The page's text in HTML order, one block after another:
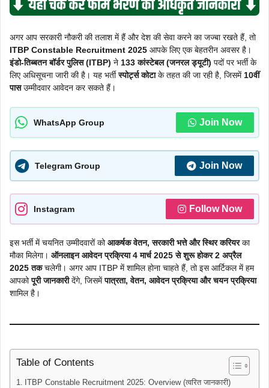
अगर आप सरकारी नौकरी की तलाश में हैं और देश की सेवा करने का जज्बा रखते हैं, तो
ITBP Constable Recruitment 2025 आपके लिए एक बेहतरीन अवसर है।
इंडो-तिब्बतन बॉर्डर पुलिस (ITBP) ने 133 कांस्टेबल (जनरल ड्यूटी) पदों पर भर्ती के
लिए अधिसूचना जारी की है। यह भर्तीस्पोर्ट्स कोटाके तहत की जा रही है, जिसमें10वीं
पासउम्मीदवार आवेदन कर सकते हैं।
WhatsApp Group Join Now
Telegram Group Join Now
Instagram Follow Now
इस भर्ती में चयनित उम्मीदवारों कोआकर्षक वेतन, सरकारी भत्ते और स्थिर करियरका
मौका मिलेगा। ऑनलाइन आवेदन प्रक्रिया 4 मार्च 2025 से शुरू होकर 2 अप्रैल
2025 तकचलेगी। अगर आप ITBP में शामिल होना चाहते हैं, तो इस आर्टिकल में हम
आपकोपूरी जानकारीदेंगे, जिसमेंपात्रता, वेतन, आवेदन प्रक्रिया और चयन प्रक्रिया
शामिल है।
Table of Contents
ITBP Constable Recruitment 2025: Overview (त्वरित जानकारी)